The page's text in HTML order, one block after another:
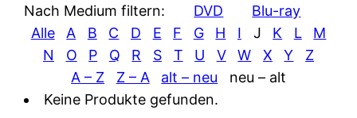
Nach Medium filtern: DVD
Blu-ray
Alle
A B C D E F G H I J K L
M
N
O P Q R S T U V W X Y
Z
A – Z
Z – A alt – neu
neu – alt
Keine Produkte gefunden.